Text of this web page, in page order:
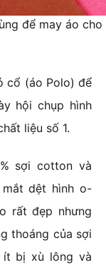
để may áo cho
cổ (áo Polo) để
hội chụp hình
liệu số 1.
sợi cotton và
dệt hình o-
rất đẹp nhưng
thoáng của sợi
ít bị xù lông và